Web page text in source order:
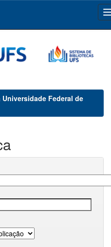
Federal de